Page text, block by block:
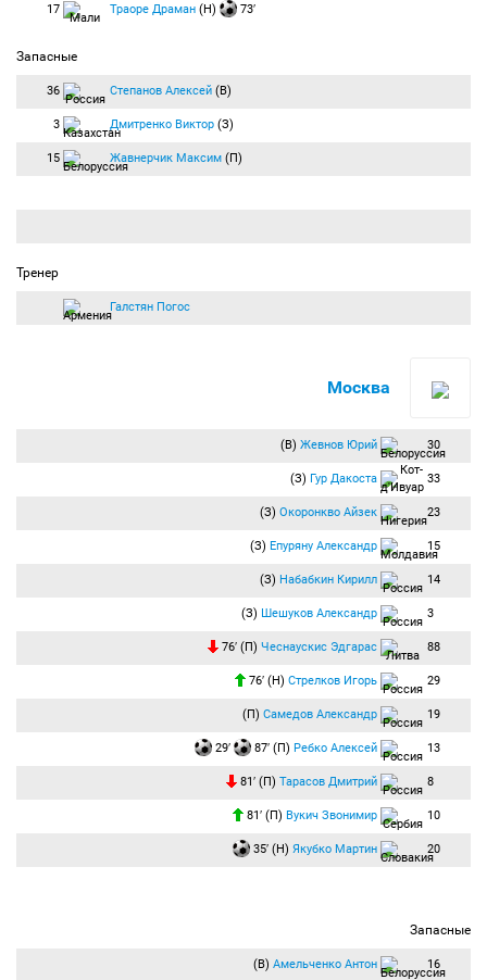
17 Траоре Драман (Н) 73′
Запасные
36 Степанов Алексей (В)
3 Дмитренко Виктор (З)
15 Жавнерчик Максим (П)
Тренер
Галстян Погос
Москва
(В) Жевнов Юрий 30
(З) Гур Дакоста 33
(З) Окоронкво Айзек 23
(З) Епуряну Александр 15
(З) Набабкин Кирилл 14
(З) Шешуков Александр 3
76′ (П) Чеснаускис Эдгарас 88
76′ (Н) Стрелков Игорь 29
(П) Самедов Александр 19
29′ 87′ (П) Ребко Алексей 13
81′ (П) Тарасов Дмитрий 8
81′ (П) Вукич Звонимир 10
35′ (Н) Якубко Мартин 20
Запасные
(В) Амельченко Антон 16